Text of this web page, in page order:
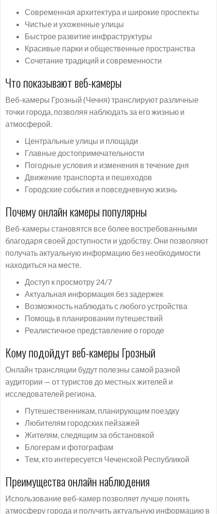
Современная архитектура и широкие проспекты
Чистые и ухоженные улицы
Быстрое развитие инфраструктуры
Красивые парки и общественные пространства
Сочетание традиций и современности
Что показывают веб-камеры
Веб-камеры Грозный (Чечня) транслируют различные
точки города, позволяя наблюдать за его жизнью и
атмосферой.
Центральные улицы и площади
Главные достопримечательности
Погодные условия и изменения в течение дня
Движение транспорта и пешеходов
Городские события и повседневную жизнь
Почему онлайн камеры популярны
Веб-камеры становятся все более востребованными
благодаря своей доступности и удобству. Они позволяют
получать актуальную информацию без необходимости
находиться на месте.
Доступ к просмотру 24/7
Актуальная информация без задержек
Возможность наблюдать с любого устройства
Помощь в планировании путешествий
Реалистичное представление о городе
Кому подойдут веб-камеры Грозный
Онлайн трансляции будут полезны самой разной
аудитории — от туристов до местных жителей и
исследователей региона.
Путешественникам, планирующим поездку
Любителям городских пейзажей
Жителям, следящим за обстановкой
Блогерам и фотографам
Тем, кто интересуется Чеченской Республикой
Преимущества онлайн наблюдения
Использование веб-камер позволяет лучше понять
атмосферу города и получить актуальную информацию в